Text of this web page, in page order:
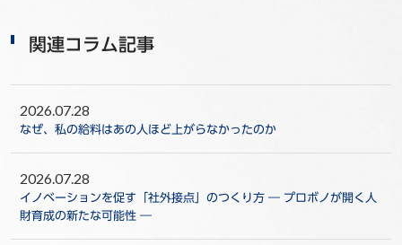
関連コラム記事
2026.07.28
なぜ、私の給料はあの人ほど上がらなかったのか
2026.07.28
イノベーションを促す「社外接点」のつくり方 ― プロボノが開く人
財育成の新たな可能性 ―